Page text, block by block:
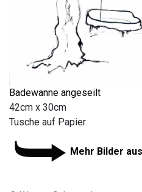
Badewanne angeseilt
42cm x 30cm
Tusche auf Papier
Mehr Bilder